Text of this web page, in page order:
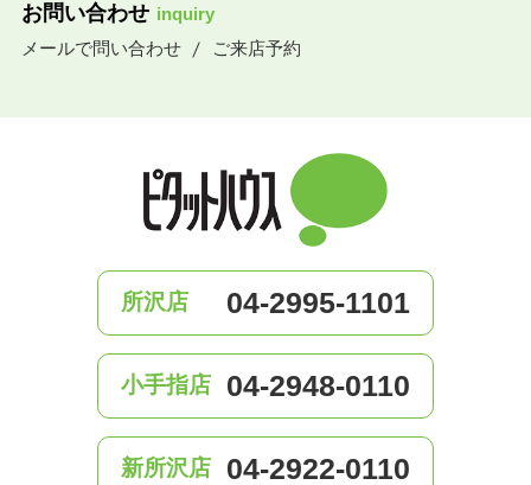
お問い合わせ inquiry
メールで問い合わせ
ご来店予約
所沢店 04-2995-1101
小手指店 04-2948-0110
新所沢店 04-2922-0110